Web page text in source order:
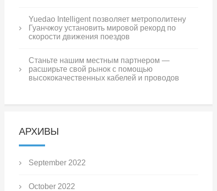
Yuedao Intelligent позволяет метрополитену
Гуанчжоу установить мировой рекорд по
скорости движения поездов
Станьте нашим местным партнером —
расширьте свой рынок с помощью
высококачественных кабелей и проводов
АРХИВЫ
September 2022
October 2022